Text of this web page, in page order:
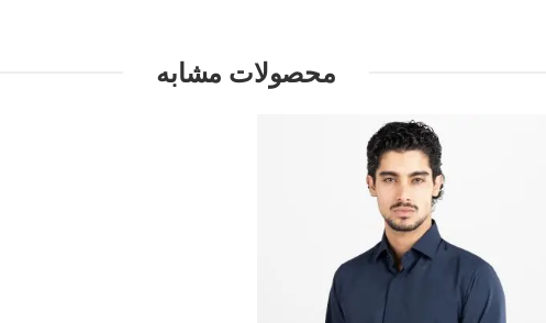
محصولات مشابه